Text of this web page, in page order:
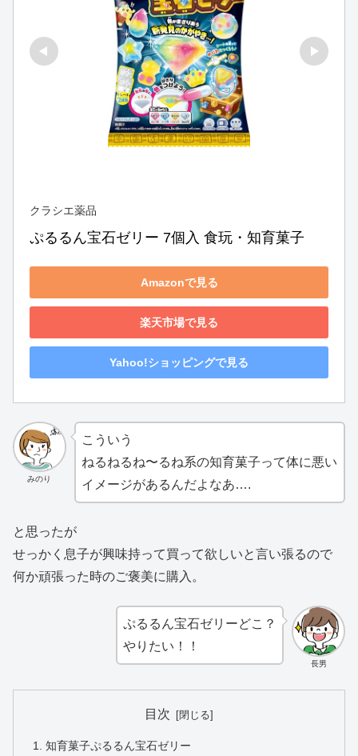
クラシエ薬品
ぷるるん宝石ゼリー 7個入 食玩・知育菓子
Amazonで見る
楽天市場で見る
Yahoo!ショッピングで見る
みのり
こういう
ねるねるね〜るね系の知育菓子って体に悪い
イメージがあるんだよなあ….
と思ったが
せっかく息子が興味持って買って欲しいと言い張るので
何か頑張った時のご褒美に購入。
長男
ぷるるん宝石ゼリーどこ？
やりたい！！
目次
知育菓子ぷるるん宝石ゼリー